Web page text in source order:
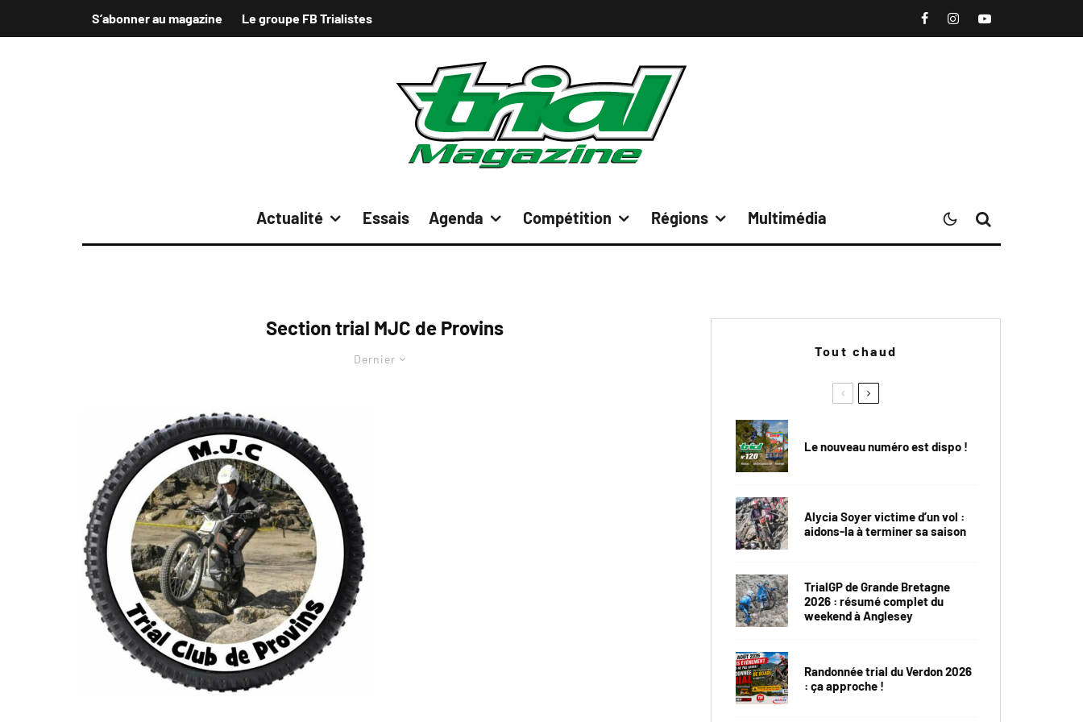
S’abonner au magazine Le groupe FB Trialistes
Actualité Essais Agenda Compétition Régions Multimédia
Section trial MJC de Provins
Dernier
Tout chaud
Le nouveau numéro est dispo !
Alycia Soyer victime d’un vol :
aidons-la à terminer sa saison
TrialGP de Grande Bretagne
2026 : résumé complet du
weekend à Anglesey
Randonnée trial du Verdon 2026
: ça approche !